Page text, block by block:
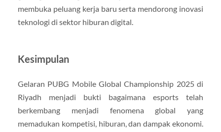
membuka peluang kerja baru serta mendorong inovasi
teknologi di sektor hiburan digital.
Kesimpulan
Gelaran PUBG Mobile Global Championship 2025 di
Riyadh menjadi bukti bagaimana esports telah
berkembang menjadi fenomena global yang
memadukan kompetisi, hiburan, dan dampak ekonomi.